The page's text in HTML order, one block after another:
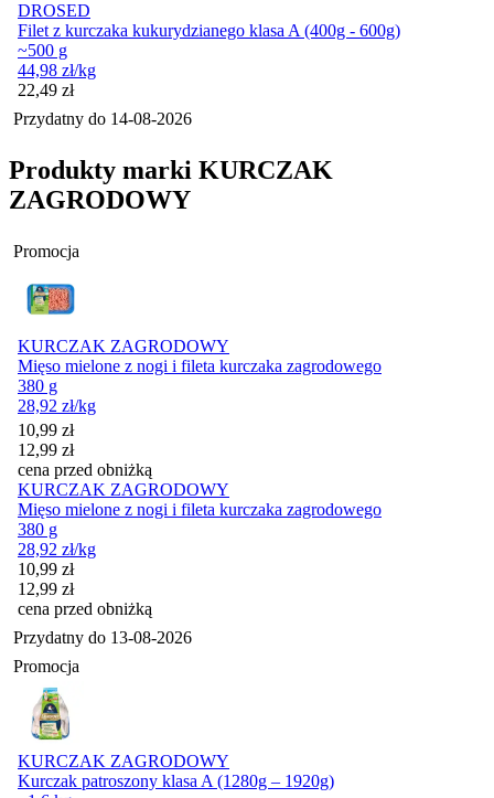
DROSED
Filet z kurczaka kukurydzianego klasa A (400g - 600g)
~500 g
44,98 zł/kg
Cena
22,49 zł
Przydatny do 14-08-2026
Produkty marki KURCZAK
ZAGRODOWY
Promocja
KURCZAK ZAGRODOWY
Mięso mielone z nogi i fileta kurczaka zagrodowego
380 g
28,92 zł/kg
Cena promocyjna
10,99 zł
12,99 zł
cena przed obniżką
KURCZAK ZAGRODOWY
Mięso mielone z nogi i fileta kurczaka zagrodowego
380 g
28,92 zł/kg
Cena promocyjna
10,99 zł
12,99 zł
cena przed obniżką
Przydatny do 13-08-2026
Promocja
KURCZAK ZAGRODOWY
Kurczak patroszony klasa A (1280g – 1920g)